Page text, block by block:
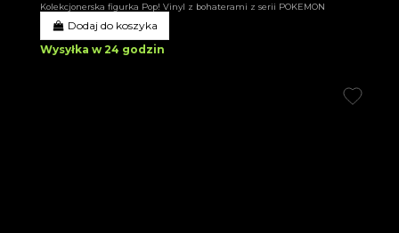
Kolekcjonerska figurka Pop! Vinyl z bohaterami z serii POKEMON
Dodaj do koszyka
Wysyłka w 24 godzin